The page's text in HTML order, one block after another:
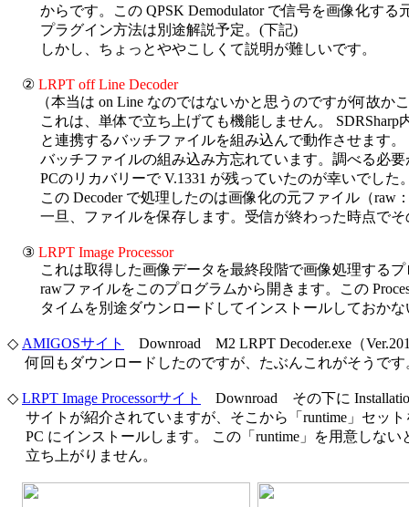
からです。この QPSK Demodulator で信号を画像化する
プラグイン方法は別途解説予定。(下記)
しかし、ちょっとややこしくて説明が難しいです。
② LRPT off Line Decoder
（本当は on Line なのではないかと思うのですが何故か
これは、単体で立ち上げても機能しません。 SDRSharp
と連携するバッチファイルを組み込んで動作させます。
バッチファイルの組み込み方忘れています。調べる必要
PCのリカバリーで V.1331 が残っていたのが幸いでした
この Decoder で処理したのは画像化の元ファイル（raw
一旦、ファイルを保存します。受信が終わった時点でそ
③ LRPT Image Processor
これは取得した画像データを最終段階で画像処理するプ
rawファイルをこのプログラムから開きます。この
タイムを別途ダウンロードしてインストールしておかな
◇ AMIGOSサイト
Downroad　M2 LRPT Decoder.exe（
何回もダウンロードしたのですが、たぶんこれがそうです
◇ LRPT Image Processorサイト
Downroad　その下に
サイトが紹介されていますが、そこから「runtime」セッ
PC にインストールします。 この「runtime」を用意しない
立ち上がりません。